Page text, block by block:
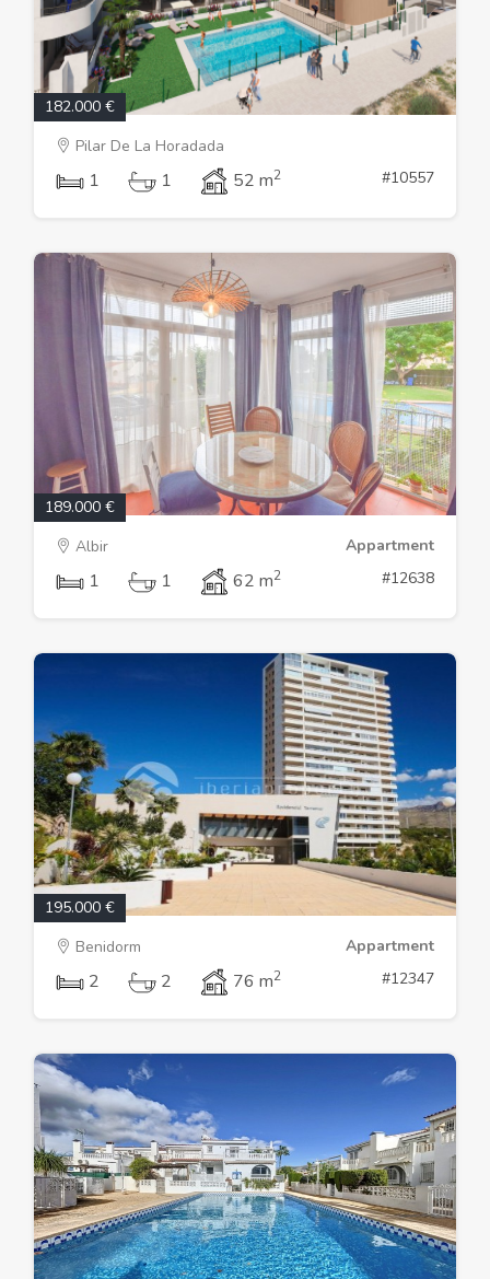
182.000 €
Pilar De La Horadada
1 1 52 m2 #10557
189.000 €
Albir
Appartment
1 1 62 m2 #12638
195.000 €
Benidorm
Appartment
2 2 76 m2 #12347